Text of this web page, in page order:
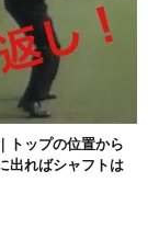
トップの位置から
出ればシャフトは